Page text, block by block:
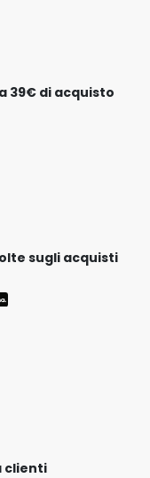
39€ di acquisto
sugli acquisti
clienti